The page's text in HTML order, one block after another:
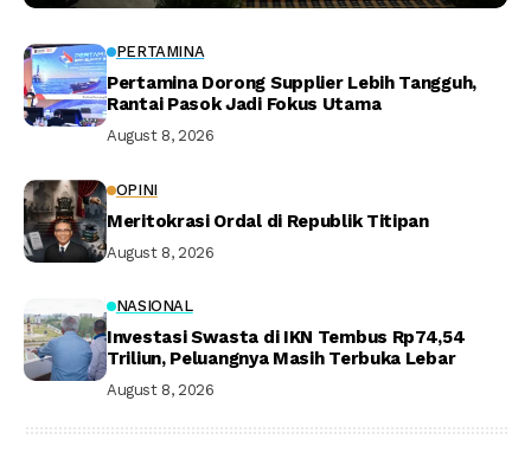
PERTAMINA
Pertamina Dorong Supplier Lebih Tangguh,
Rantai Pasok Jadi Fokus Utama
August 8, 2026
OPINI
Meritokrasi Ordal di Republik Titipan
August 8, 2026
NASIONAL
Investasi Swasta di IKN Tembus Rp74,54
Triliun, Peluangnya Masih Terbuka Lebar
August 8, 2026